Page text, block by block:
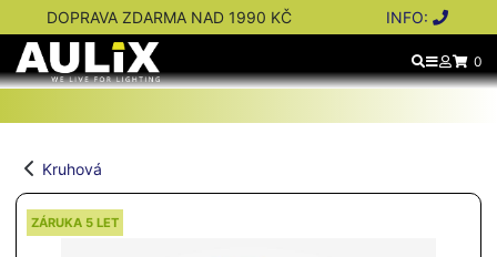
DOPRAVA ZDARMA NAD 1990 KČ INFO:
0
Kruhová
ZÁRUKA 5 LET